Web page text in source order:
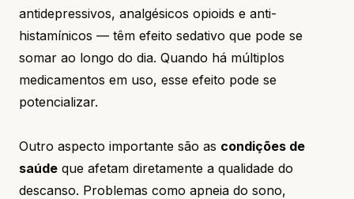
antidepressivos, analgésicos opioids e anti-
histamínicos — têm efeito sedativo que pode se
somar ao longo do dia. Quando há múltiplos
medicamentos em uso, esse efeito pode se
potencializar.
Outro aspecto importante são as condições de
saúde que afetam diretamente a qualidade do
descanso. Problemas como apneia do sono,